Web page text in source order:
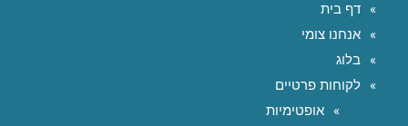
דף בית
אנחנו צומי
בלוג
לקוחות פרטיים
אופטימיות